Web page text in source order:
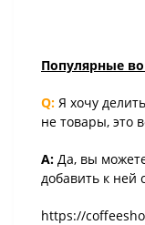
Популярные
Q: Я хочу
не товары, это
A: Да, вы
добавить к ней
https://